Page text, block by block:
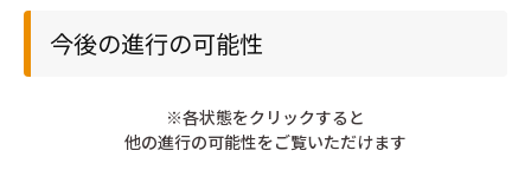
今後の進行の可能性
※各状態をクリックすると
他の進行の可能性をご覧いただけます